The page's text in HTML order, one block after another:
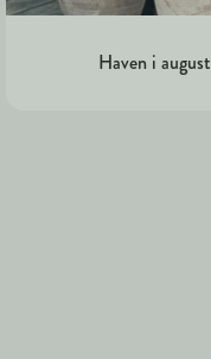
Haven i august